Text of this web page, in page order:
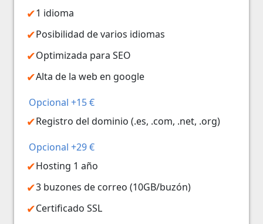
1 idioma
Posibilidad de varios idiomas
Optimizada para SEO
Alta de la web en google
Opcional +15 €
Registro del dominio (.es, .com, .net, .org)
Opcional +29 €
Hosting 1 año
3 buzones de correo (10GB/buzón)
Certificado SSL